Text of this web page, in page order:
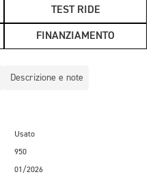
TEST RIDE
FINANZIAMENTO
Descrizione e note
Usato
950
01/2026